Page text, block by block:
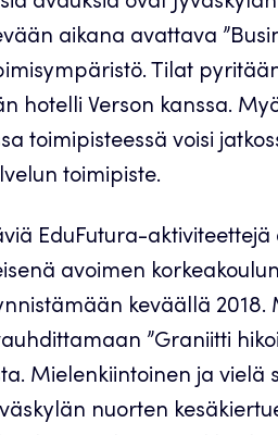
aikana avattava
Tilat
hotelli Verson kanssa.
toimipisteessä voisi
toimipiste.
EduFutura-aktiviteettejä
avoimen
keväällä
”Graniitti
Mielenkiintoinen ja vielä
nuorten